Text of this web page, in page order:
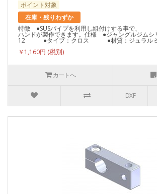
ポイント対象
在庫・残りわずか
特徴 ●SUSパイプを利用し組付けする事で
ハンドが製作できます。仕様 ●ジャングルジム
12 ●タイプ：クロス ●材質：ジュラル
￥1,160円
カートへ
DXF